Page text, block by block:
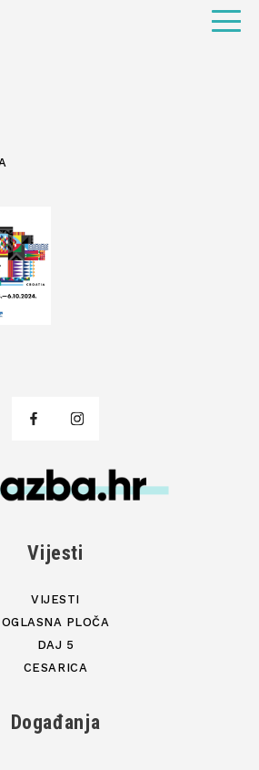
Vijesti
VIJESTI
OGLASNA PLOČA
DAJ 5
CESARICA
Događanja